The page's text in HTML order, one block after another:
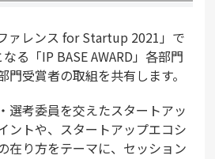
ァレンス for Startup 2021」で
る「IP BASE AWARD」各部門
受賞者の取組を共有します。
選考委員を交えたスタートアッ
ントや、スタートアップエコシ
在り方をテーマに、セッション